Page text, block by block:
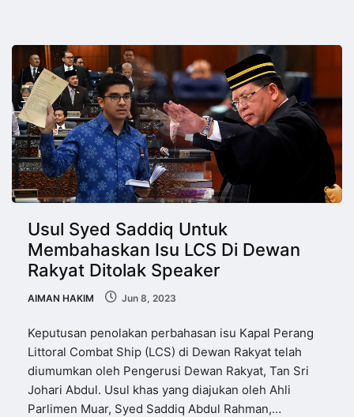
Usul Syed Saddiq Untuk
Membahaskan Isu LCS Di Dewan
Rakyat Ditolak Speaker
AIMAN HAKIM Jun 8, 2023
Keputusan penolakan perbahasan isu Kapal Perang
Littoral Combat Ship (LCS) di Dewan Rakyat telah
diumumkan oleh Pengerusi Dewan Rakyat, Tan Sri
Johari Abdul. Usul khas yang diajukan oleh Ahli
Parlimen Muar, Syed Saddiq Abdul Rahman,…